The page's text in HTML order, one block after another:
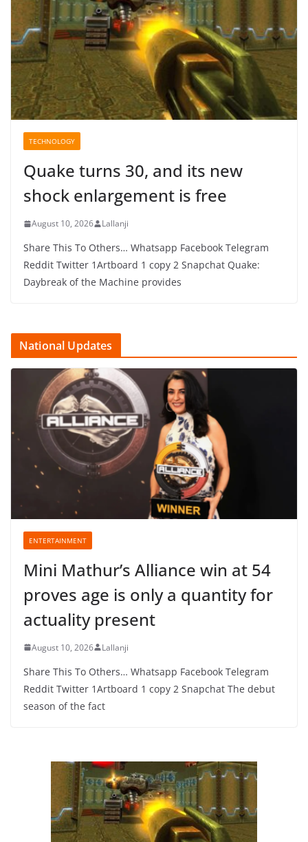
TECHNOLOGY
Quake turns 30, and its new
shock enlargement is free
August 10, 2026 Lallanji
Share This To Others… Whatsapp Facebook Telegram
Reddit Twitter 1Artboard 1 copy 2 Snapchat Quake:
Daybreak of the Machine provides
National Updates
ENTERTAINMENT
Mini Mathur’s Alliance win at 54
proves age is only a quantity for
actuality present
August 10, 2026 Lallanji
Share This To Others… Whatsapp Facebook Telegram
Reddit Twitter 1Artboard 1 copy 2 Snapchat The debut
season of the fact